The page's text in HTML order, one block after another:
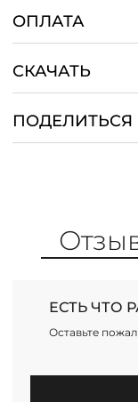
ОПЛАТА
СКАЧАТЬ
ПОДЕЛИТЬСЯ
ЕСТЬ ЧТО
Оставьте